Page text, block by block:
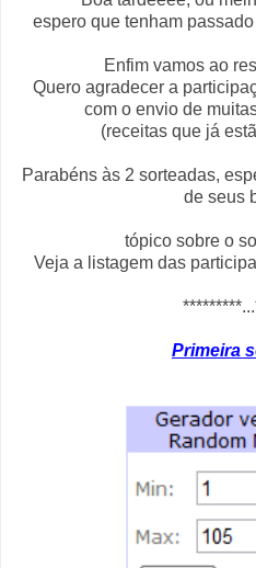
espero que tenham
Enfim vamos ao
Quero agradecer a
com o envio de
(receitas que já
Parabéns às 2 sorteadas,
de seus
tópico sobre o
Veja a listagem das
Primeira